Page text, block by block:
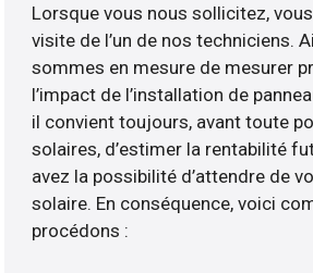
Lorsque vous nous sollicitez,
visite de l’un de nos techniciens.
sommes en mesure de mesurer
l’impact de l’installation de
il convient toujours, avant toute
solaires, d’estimer la rentabilité
avez la possibilité d’attendre de
solaire. En conséquence, voici
procédons :